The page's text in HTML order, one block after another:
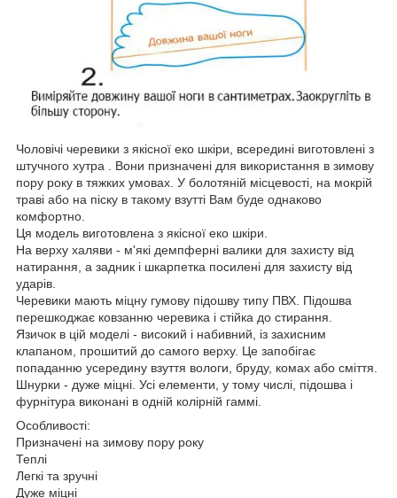
Чоловічі черевики з якісної еко шкіри, всередині виготовлені з
штучного хутра . Вони призначені для використання в зимову
пору року в тяжких умовах. У болотяній місцевості, на мокрій
траві або на піску в такому взутті Вам буде однаково
комфортно.
Ця модель виготовлена з якісної еко шкіри.
На верху халяви - м'які демпферні валики для захисту від
натирання, а задник і шкарпетка посилені для захисту від
ударів.
Черевики мають міцну гумову підошву типу ПВХ. Підошва
перешкоджає ковзанню черевика і стійка до стирання.
Язичок в цій моделі - високий і набивний, із захисним
клапаном, прошитий до самого верху. Це запобігає
попаданню усередину взуття вологи, бруду, комах або сміття.
Шнурки - дуже міцні. Усі елементи, у тому числі, підошва і
фурнітура виконані в одній колірній гаммі.
Особливості:
Призначені на зимову пору року
Теплі
Легкі та зручні
Дуже міцні